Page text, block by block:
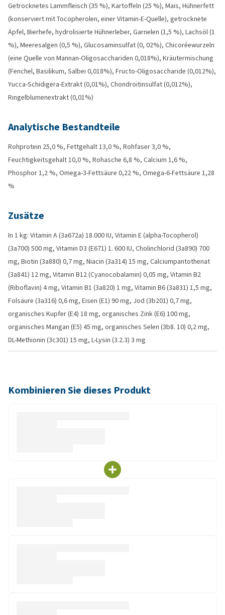
Getrocknetes Lammfleisch (35 %), Kartoffeln (25 %), Mais, Hühnerfett
(konserviert mit Tocopherolen, einer Vitamin-E-Quelle), getrocknete
Äpfel, Bierhefe, hydrolisierte Hühnerleber, Garnelen (1,5 %), Lachsöl (1
%), Meeresalgen (0,5 %), Glucosaminsulfat (0, 02%), Chicoréewurzeln
(eine Quelle von Mannan-Oligosacchariden 0,018%), Kräutermischung
(Fenchel, Basilikum, Salbei 0,018%), Fructo-Oligosaccharide (0,012%),
Yucca-Schidigera-Extrakt (0,01%), Chondroitinsulfat (0,012%),
Ringelblumenextrakt (0,01%)
Analytische Bestandteile
Rohprotein 25,0 %, Fettgehalt 13,0 %, Rohfaser 3,0 %,
Feuchtigkeitsgehalt 10,0 %, Rohasche 6,8 %, Calcium 1,6 %,
Phosphor 1,2 %, Omega-3-Fettsäure 0,22 %, Omega-6-Fettsäure 1,28
%
Zusätze
In 1 kg: Vitamin A (3a672a) 18.000 IU, Vitamin E (alpha-Tocopherol)
(3a700) 500 mg, Vitamin D3 (E671) 1. 600 IU, Cholinchlorid (3a890) 700
mg, Biotin (3a880) 0,7 mg, Niacin (3a314) 15 mg, Calciumpantothenat
(3a841) 12 mg, Vitamin B12 (Cyanocobalamin) 0,05 mg, Vitamin B2
(Riboflavin) 4 mg, Vitamin B1 (3a820) 1 mg, Vitamin B6 (3a831) 1,5 mg,
Folsäure (3a316) 0,6 mg, Eisen (E1) 90 mg, Jod (3b201) 0,7 mg,
organisches Kupfer (E4) 18 mg, organisches Zink (E6) 100 mg,
organisches Mangan (E5) 45 mg, organisches Selen (3b8. 10) 0,2 mg,
DL-Methionin (3c301) 15 mg, L-Lysin (3.2.3) 3 mg
Kombinieren Sie dieses Produkt